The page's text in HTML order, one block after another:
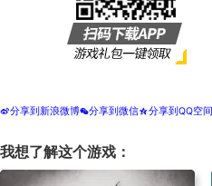
t分享到新浪微博w分享到微信z分享到QQ空间
我想了解这个游戏：